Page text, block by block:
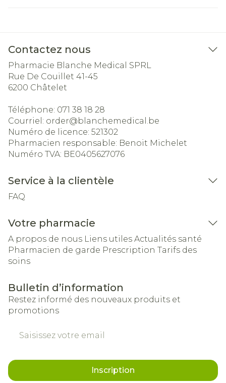
Contactez nous
Pharmacie Blanche Medical SPRL
Rue De Couillet 41-45
6200 Châtelet
Téléphone: 071 38 18 28
Courriel: order@blanchemedical.be
Numéro de licence: 521302
Pharmacien responsable: Benoit Michelet
Numéro TVA: BE0405627076
Service à la clientèle
FAQ
Votre pharmacie
A propos de nous Liens utiles Actualités santé
Pharmacien de garde Prescription Tarifs des
soins
Bulletin d’information
Restez informé des nouveaux produits et
promotions
Inscription